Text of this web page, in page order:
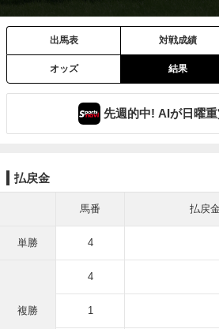
出馬表 対戦成績
オッズ 結果
先週的中! AIが日曜
払戻金
馬番 払戻金
単勝 4
複勝
4
1